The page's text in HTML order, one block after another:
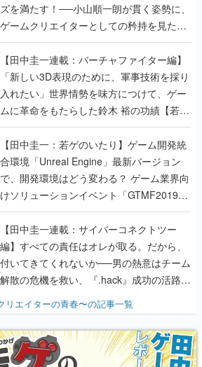
ズを満たす！──小山順一朗が貫く姿勢に、
ゲームクリエイターとしての矜持を見た
【若ゲのいたり最終回】
【田中圭一連載：バーチャファイター編】
「新しい3D表現のために、軍事技術を採り
入れたい」世界情勢を味方につけて、ゲー
ムに革命をもたらした鈴木 裕の功績【若ゲ
のいたり】
【田中圭一：若ゲのいたり】ゲーム開発統
合環境「Unreal Engine」最新バージョン
で、開発環境はどう変わる？ ゲーム業界向
けソリューションイベント「GTMF2019」
に行って、より理解を深めよう【PR】
【田中圭一連載：サイバーコネクトツー
編】すべての責任はオレが取る。だから、
付いてきてくれないか──男の熱意はチーム
解散の危機を救い、『.hack』成功の活路を
『少年ジャンプ』色だった【若ゲのいた
り】
リエイターの青春〜の記事一覧